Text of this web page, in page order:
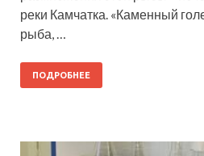
реки Камчатка. «Каменный
рыба, …
ПОДРОБНЕЕ